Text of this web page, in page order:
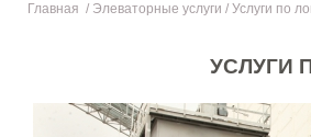
Главная / Элеваторные услуги / Услуги по
УСЛУГИ